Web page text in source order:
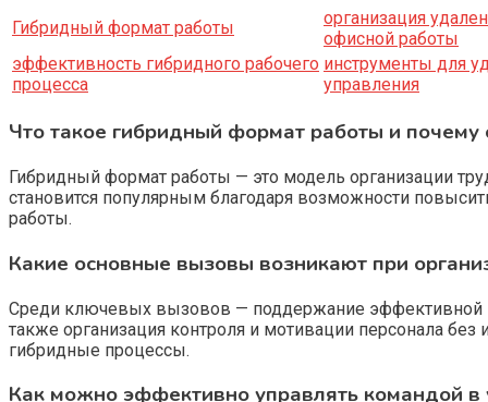
Гибридный формат работы
организация
офисной работы
эффективность гибридного рабочего
процесса
инструменты для
управления
Что такое гибридный формат работы и почему
Гибридный формат работы — это модель организации
становится популярным благодаря возможности
работы.
Какие основные вызовы возникают при
Среди ключевых вызовов — поддержание эффективной
также организация контроля и мотивации персонала
гибридные процессы.
Как можно эффективно управлять командой в